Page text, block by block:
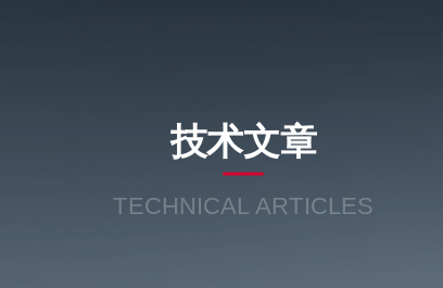
技术文章
TECHNICAL ARTICLES